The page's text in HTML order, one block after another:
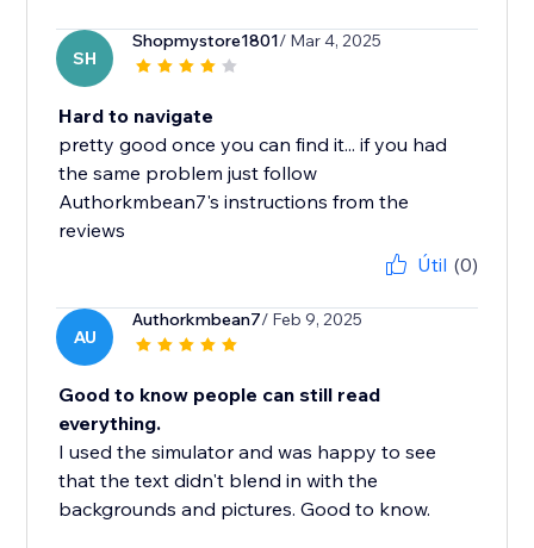
SH
Shopmystore1801/ Mar 4, 2025
Hard to navigate
pretty good once you can find it... if you had
the same problem just follow
Authorkmbean7's instructions from the
reviews
Útil (0)
AU
Authorkmbean7/ Feb 9, 2025
Good to know people can still read
everything.
I used the simulator and was happy to see
that the text didn't blend in with the
backgrounds and pictures. Good to know.